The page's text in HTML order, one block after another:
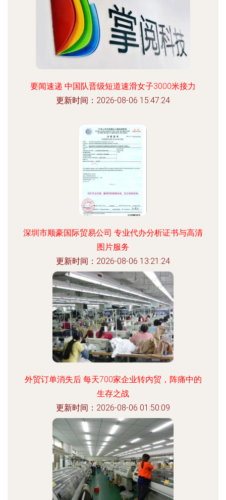
要闻速递 中国队晋级短道速滑女子3000米接力
更新时间：2026-08-06 15:47:24
深圳市顺豪国际贸易公司 专业代办分析证书与高清
图片服务
更新时间：2026-08-06 13:21:24
外贸订单消失后 每天700家企业转内贸，阵痛中的
生存之战
更新时间：2026-08-06 01:50:09